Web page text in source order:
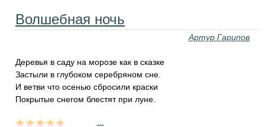
Волшебная ночь
Артур Гарипов
Деревья в саду на морозе как в сказке
Застыли в глубоком серебряном сне.
И ветви что осенью сбросили краски
Покрытые снегом блестят при луне.